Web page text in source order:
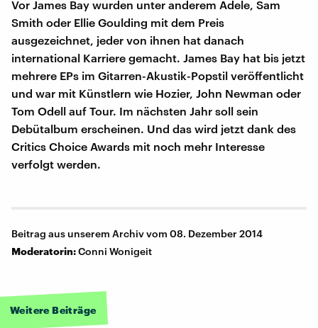
Vor James Bay wurden unter anderem Adele, Sam
Smith oder Ellie Goulding mit dem Preis
ausgezeichnet, jeder von ihnen hat danach
international Karriere gemacht. James Bay hat bis jetzt
mehrere EPs im Gitarren-Akustik-Popstil veröffentlicht
und war mit Künstlern wie Hozier, John Newman oder
Tom Odell auf Tour. Im nächsten Jahr soll sein
Debütalbum erscheinen. Und das wird jetzt dank des
Critics Choice Awards mit noch mehr Interesse
verfolgt werden.
Beitrag aus unserem Archiv vom 08. Dezember 2014
Moderatorin:Conni Wonigeit
Weitere Beiträge